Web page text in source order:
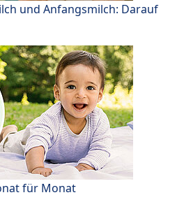
und Anfangsmilch: Darauf
für Monat